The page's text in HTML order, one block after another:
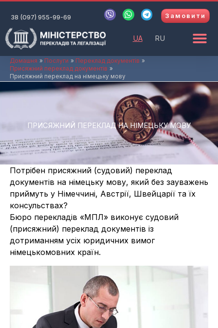
вмісту
38 (097) 955-99-69
V
i
W
h
a
p
T
e
r
Замовити
UA RU
Домашня Послуги
Переклад документів
Присяжний переклад документів
Присяжний переклад на німецьку мову
ПРИСЯЖНИЙ ПЕРЕКЛАД НА НІМЕЦЬКУ МОВУ
Потрібен присяжний (судовий) переклад
документів на німецьку мову, який без зауважень
приймуть у Німеччині, Австрії, Швейцарії та їх
консульствах?
Бюро перекладів «МПЛ» виконує судовий
(присяжний) переклад документів із
дотриманням усіх юридичних вимог
німецькомовних країн.